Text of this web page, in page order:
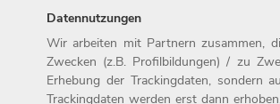
Jobs
Einstiegslevel
Arbeitsfelder
Datennutzungen
Wir arbeiten mit Partnern zusammen,
Zwecken (z.B. Profilbildungen) / zu
Erhebung der Trackingdaten, sondern
Trackingdaten werden erst dann